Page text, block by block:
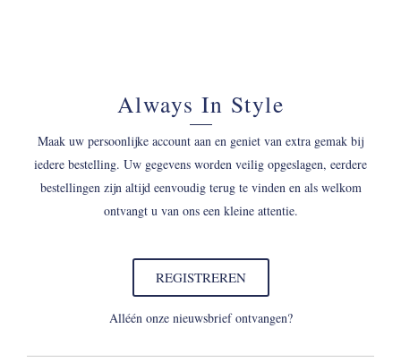
Always In Style
Maak uw persoonlijke account aan en geniet van extra gemak bij
iedere bestelling. Uw gegevens worden veilig opgeslagen, eerdere
bestellingen zijn altijd eenvoudig terug te vinden en als welkom
ontvangt u van ons een kleine attentie.
REGISTREREN
Alléén onze nieuwsbrief ontvangen?